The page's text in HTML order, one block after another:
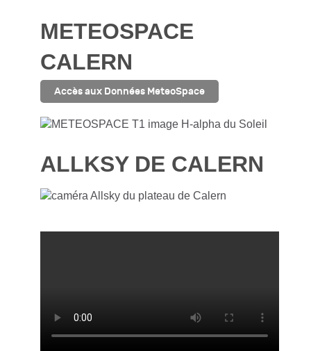
METEOSPACE
CALERN
Accès aux Données MeteoSpace
ALLKSY DE CALERN